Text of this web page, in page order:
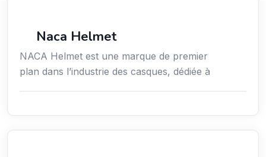
Naca Helmet
NACA Helmet est une marque de premier
plan dans l’industrie des casques, dédiée à